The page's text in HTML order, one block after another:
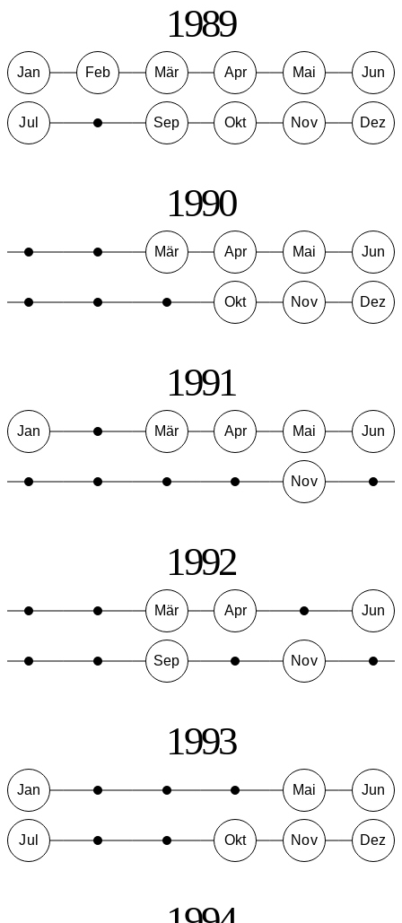
1989
Jan Feb Mär Apr Mai Jun
Jul Sep Okt Nov Dez
1990
Mär Apr Mai Jun
Okt Nov Dez
1991
Jan Mär Apr Mai Jun
Nov
1992
Mär Apr Jun
Sep Nov
1993
Jan Mai Jun
Jul Okt Nov Dez